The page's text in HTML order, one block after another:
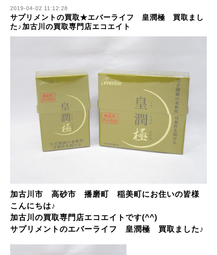
2019-04-02 11:12:28
サプリメントの買取★エバーライフ 皇潤極 買取まし
た♪加古川の買取専門店エコエイト
加古川市 高砂市 播磨町 稲美町にお住いの皆様
こんにちは♪
加古川の買取専門店エコエイトです(^^)
サプリメントのエバーライフ 皇潤極 買取ました♪